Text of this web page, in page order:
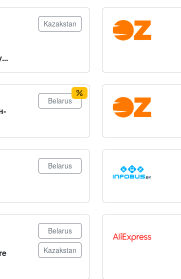
Kazakstan
Belarus
Belarus
Belarus
Kazakstan